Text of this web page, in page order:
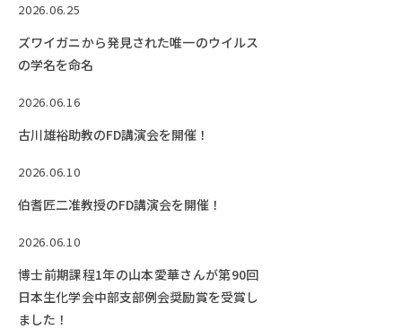
サイトマップ
交通案内
キャンパスマップ
BULLETIN
ANPIC安否情報システム
2026.06.25
ズワイガニから発見された唯一のウイルス
の学名を命名
2026.06.16
古川雄裕助教のFD講演会を開催！
2026.06.10
伯耆匠二准教授のFD講演会を開催！
2026.06.10
博士前期課程1年の山本愛華さんが第90回
日本生化学会中部支部例会奨励賞を受賞し
ました！